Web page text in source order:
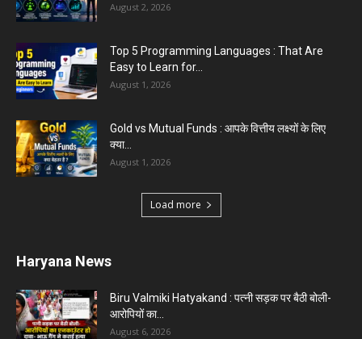
August 2, 2026
Top 5 Programming Languages : That Are
Easy to Learn for...
August 1, 2026
Gold vs Mutual Funds : आपके वित्तीय लक्ष्यों के लिए
क्या...
August 1, 2026
Load more
Haryana News
Biru Valmiki Hatyakand : पत्नी सड़क पर बैठी बोली-
आरोपियों का...
August 6, 2026